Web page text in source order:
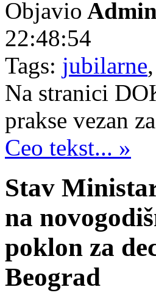
Objavio
22:48:54
Tags: jubilarne,
Na stranici
prakse vezan
Ceo tekst... »
Stav
na
poklon za
Beograd